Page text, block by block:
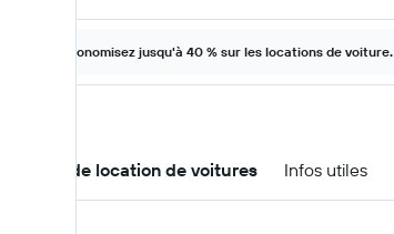
Économisez jusqu'à 40 % sur les locations de
Offres de location de voitures Infos utiles